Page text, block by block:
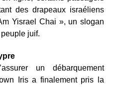
des drapeaux israéliens
Yisrael Chai », un slogan
juif.
un débarquement
Iris a finalement pris la